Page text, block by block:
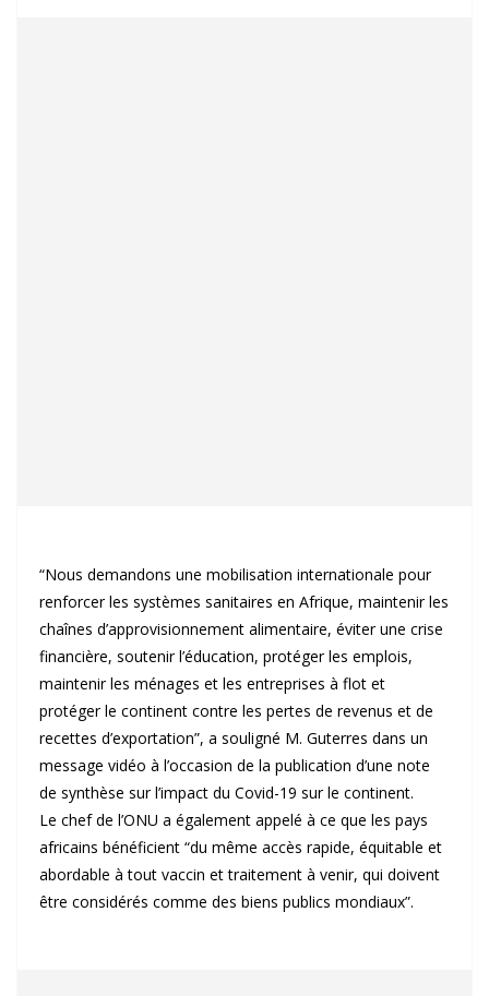
“Nous demandons une mobilisation internationale pour
renforcer les systèmes sanitaires en Afrique, maintenir les
chaînes d’approvisionnement alimentaire, éviter une crise
financière, soutenir l’éducation, protéger les emplois,
maintenir les ménages et les entreprises à flot et
protéger le continent contre les pertes de revenus et de
recettes d’exportation”, a souligné M. Guterres dans un
message vidéo à l’occasion de la publication d’une note
de synthèse sur l’impact du Covid-19 sur le continent.
Le chef de l’ONU a également appelé à ce que les pays
africains bénéficient “du même accès rapide, équitable et
abordable à tout vaccin et traitement à venir, qui doivent
être considérés comme des biens publics mondiaux”.